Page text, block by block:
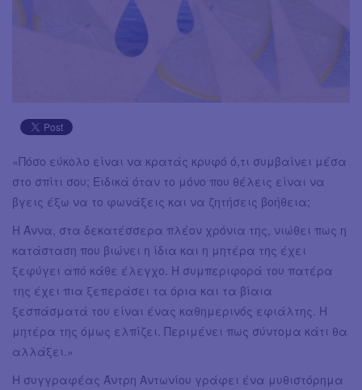
«Πόσο εύκολο είναι να κρατάς κρυφό ό,τι συμβαίνει μέσα
στο σπίτι σου; Ειδικά όταν το μόνο που θέλεις είναι να
βγεις έξω να το φωνάξεις και να ζητήσεις βοήθεια;
Η Άννα, στα δεκατέσσερα πλέον χρόνια της, νιώθει πως η
κατάσταση που βιώνει η ίδια και η μητέρα της έχει
ξεφύγει από κάθε έλεγχο. Η συμπεριφορά του πατέρα
της έχει πια ξεπεράσει τα όρια και τα βίαια
ξεσπάσματά του είναι ένας καθημερινός εφιάλτης. Η
μητέρα της όμως ελπίζει. Περιμένει πως σύντομα κάτι θα
αλλάξει.»
Η συγγραφέας Άντρη Αντωνίου γράφει ένα μυθιστόρημα